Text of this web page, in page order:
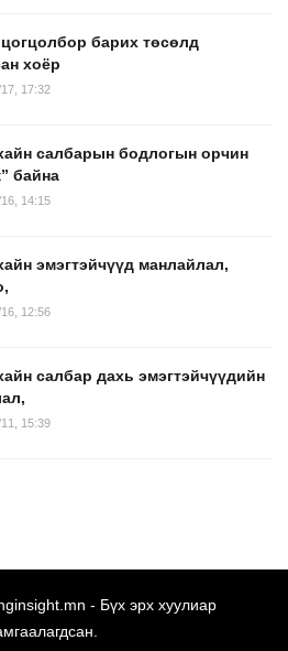
цогцолбор барих төсөлд
хоёр
17:32
салбарын бодлогын орчин
байна
14:15
эмэгтэйчүүд манлайлал,
12:56
салбар дахь эмэгтэйчүүдийн
15:39
- Бүх эрх хуулиар